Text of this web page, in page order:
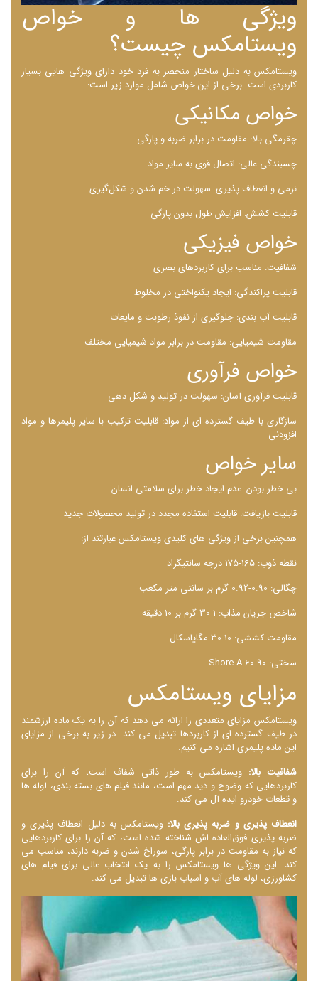
ویژگی ها و خواص
ویستامکس چیست؟
ویستامکس به دلیل ساختار منحصر به فرد خود دارای ویژگی هایی بسیار
کاربردی است. برخی از این خواص شامل موارد زیر است:
خواص مکانیکی
چقرمگی بالا: مقاومت در برابر ضربه و پارگی
چسبندگی عالی: اتصال قوی به سایر مواد
نرمی و انعطاف ‌پذیری: سهولت در خم شدن و شکل‌گیری
قابلیت کشش: افزایش طول بدون پارگی
خواص فیزیکی
شفافیت: مناسب برای کاربردهای بصری
قابلیت پراکندگی: ایجاد یکنواختی در مخلوط
قابلیت آب‌ بندی: جلوگیری از نفوذ رطوبت و مایعات
مقاومت شیمیایی: مقاومت در برابر مواد شیمیایی مختلف
خواص فرآوری
قابلیت فرآوری آسان: سهولت در تولید و شکل‌ دهی
سازگاری با طیف گسترده ‌ای از مواد: قابلیت ترکیب با سایر پلیمرها و مواد
افزودنی
سایر خواص
بی ‌خطر بودن: عدم ایجاد خطر برای سلامتی انسان
قابلیت بازیافت: قابلیت استفاده مجدد در تولید محصولات جدید
همچنین برخی از ویژگی های کلیدی ویستامکس عبارتند از:
نقطه ذوب: 165-175 درجه سانتیگراد
چگالی: 0.90-0.92 گرم بر سانتی ‌متر مکعب
شاخص جریان مذاب: 1-30 گرم بر 10 دقیقه
مقاومت کششی: 10-30 مگاپاسکال
سختی: Shore A 60-90
مزایای ویستامکس
ویستامکس مزایای متعددی را ارائه می ‌دهد که آن را به یک ماده ارزشمند
در طیف گسترده ‌ای از کاربردها تبدیل می ‌کند. در زیر به برخی از مزایای
این ماده پلیمری اشاره می کنیم.
شفافیت بالا: ویستامکس به طور ذاتی شفاف است، که آن را برای
کاربردهایی که وضوح و دید مهم است، مانند فیلم ‌های بسته ‌بندی، لوله ‌ها
و قطعات خودرو ایده ‌آل می ‌کند.
انعطاف‌ پذیری و ضربه ‌پذیری بالا: ویستامکس به دلیل انعطاف ‌پذیری و
ضربه‌ پذیری فوق‌العاده ‌اش شناخته شده است، که آن را برای کاربردهایی
که نیاز به مقاومت در برابر پارگی، سوراخ شدن و ضربه دارند، مناسب می
‌کند. این ویژگی ‌ها ویستامکس را به یک انتخاب عالی برای فیلم‌ های
کشاورزی، لوله‌ های آب و اسباب ‌بازی ‌ها تبدیل می ‌کند.